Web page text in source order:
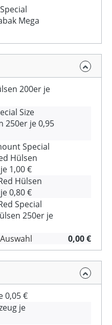
Mega
200er je
Size
250er je 0,95
Special
Hülsen
1,00 €
Hülsen
0,80 €
Special
250er je
0,00 €
0,05 €
je